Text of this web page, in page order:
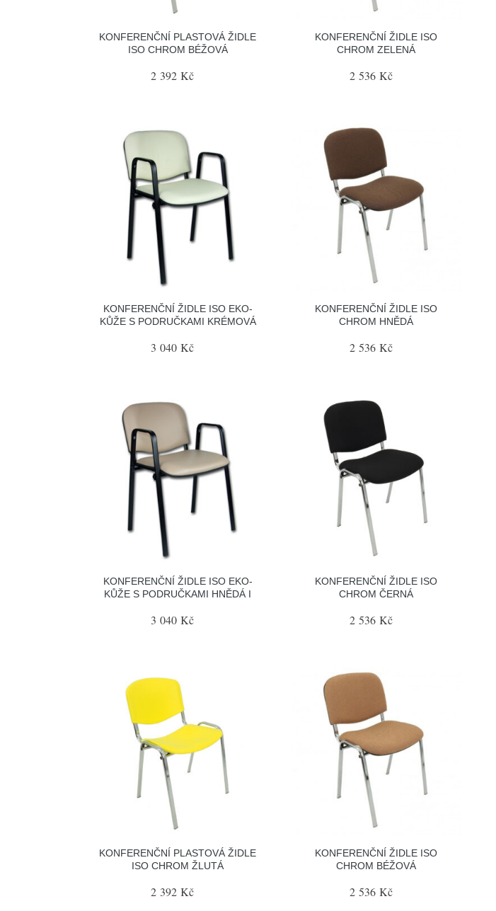
KONFERENČNÍ PLASTOVÁ ŽIDLE
ISO CHROM BÉŽOVÁ
2 392 Kč
KONFERENČNÍ ŽIDLE ISO
CHROM ZELENÁ
2 536 Kč
KONFERENČNÍ ŽIDLE ISO EKO-
KŮŽE S PODRUČKAMI KRÉMOVÁ
3 040 Kč
KONFERENČNÍ ŽIDLE ISO
CHROM HNĚDÁ
2 536 Kč
KONFERENČNÍ ŽIDLE ISO EKO-
KŮŽE S PODRUČKAMI HNĚDÁ I
3 040 Kč
KONFERENČNÍ ŽIDLE ISO
CHROM ČERNÁ
2 536 Kč
KONFERENČNÍ PLASTOVÁ ŽIDLE
ISO CHROM ŽLUTÁ
2 392 Kč
KONFERENČNÍ ŽIDLE ISO
CHROM BÉŽOVÁ
2 536 Kč